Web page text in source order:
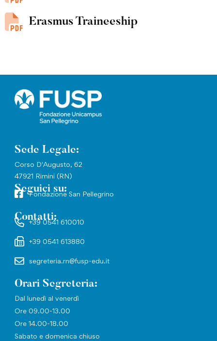
Erasmus Traineeship
Sede Legale:
Corso D'Augusto, 62
47921 Rimini (RN)
Seguici su:
Fondazione San Pellegrino
Contatti:
+39 0541 610010
+39 0541 613880
segreteria.rn@fusp-edu.it
Orari Segreteria:
Dal lunedì al venerdì
Ore 09.00-13.00
Ore 14.00-18.00
Sabato e domenica chiuso